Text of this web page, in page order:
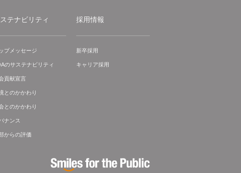
テナビリティ
プメッセージ
のサステナビリティ
貢献宣言
とのかかわり
とのかかわり
ナンス
からの評価
採用情報
新卒採用
キャリア採用